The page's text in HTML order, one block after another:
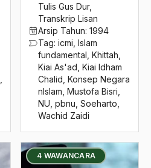
Tulis Gus Dur,
Transkrip Lisan
Arsip Tahun: 1994
Tag: icmi Islam
fundamental Khittah
Kiai As'ad Kiai Idham
Chalid Konsep Negara
nIslam Mustofa Bisri
NU pbnu Soeharto
Wachid Zaidi
4 WAWANCARA